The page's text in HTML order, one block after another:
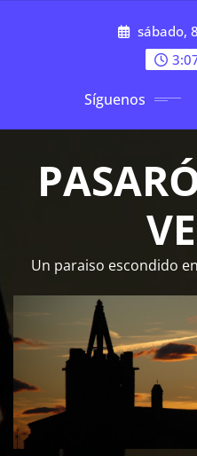
sábado,
Síguenos
Un paraiso escondido